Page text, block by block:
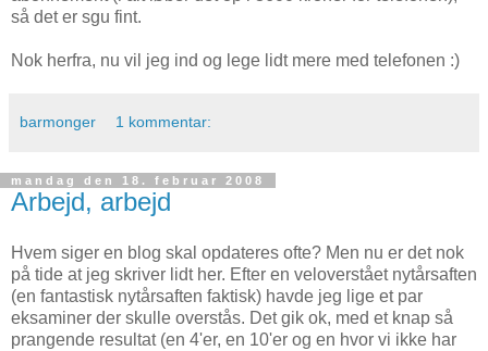
så det er sgu fint.
Nok herfra, nu vil jeg ind og lege lidt mere med telefonen :)
barmonger 1 kommentar:
mandag den 18. februar 2008
Arbejd, arbejd
Hvem siger en blog skal opdateres ofte? Men nu er det nok
på tide at jeg skriver lidt her. Efter en veloverstået nytårsaften
(en fantastisk nytårsaften faktisk) havde jeg lige et par
eksaminer der skulle overstås. Det gik ok, med et knap så
prangende resultat (en 4'er, en 10'er og en hvor vi ikke har